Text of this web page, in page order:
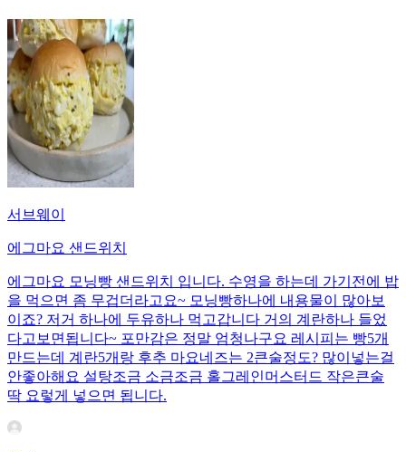
서브웨이
에그마요 샌드위치
에그마요 모닝빵 샌드위치 입니다. 수영을 하는데 가기전에 밥
을 먹으면 좀 무겁더라고요~ 모닝빵하나에 내용물이 많아보
이죠? 저거 하나에 두유하나 먹고갑니다 거의 계란하나 들었
다고보면됩니다~ 포만감은 정말 엄청나구요 레시피는 빵5개
만드는데 계란5개랑 후추 마요네즈는 2큰술정도? 많이넣는걸
안좋아해요 설탕조금 소금조금 홀그레인머스터드 작은큰술
딱 요렇게 넣으면 됩니다.